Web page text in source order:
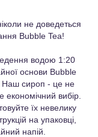
не доведеться
Bubble Tea!
водою 1:20
основи Bubble
Наш сироп - це не
економічний вибір.
їх невелику
на упаковці,
напій.